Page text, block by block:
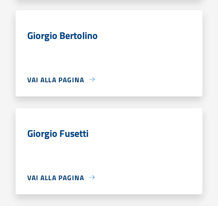
Giorgio Bertolino
VAI ALLA PAGINA
Giorgio Fusetti
VAI ALLA PAGINA